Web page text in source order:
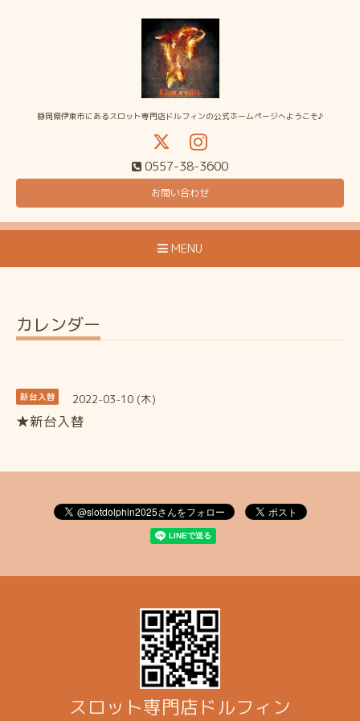
静岡県伊東市にあるスロット専門店ドルフィンの公式ホームページへようこそ♪
0557-38-3600
お問い合わせ
MENU
カレンダー
新台入替 2022-03-10 (木)
★新台入替
スロット専門店ドルフィン